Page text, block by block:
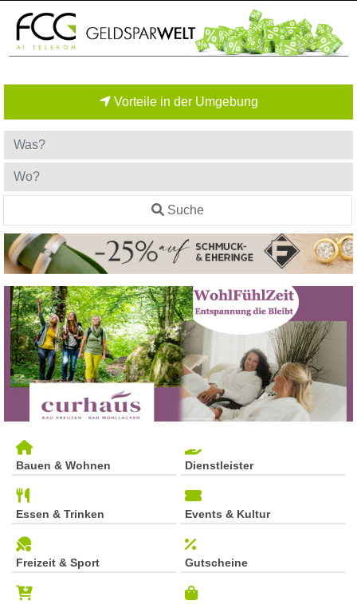
Vorteile in der Umgebung
Suche
Bauen & Wohnen Dienstleister
Essen & Trinken Events & Kultur
Freizeit & Sport Gutscheine